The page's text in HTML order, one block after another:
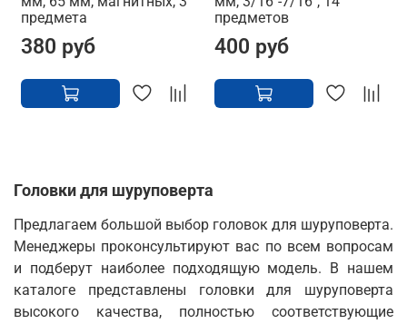
предмета
380 руб
предметов
400 руб
Головки для шуруповерта
Предлагаем большой выбор головок для шуруповерта.
Менеджеры проконсультируют вас по всем вопросам
и подберут наиболее подходящую модель. В нашем
каталоге представлены головки для шуруповерта
высокого качества, полностью соответствующие